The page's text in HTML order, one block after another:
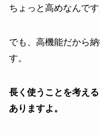
ちょっと高めなんです
でも、高機能だから
す。
長く使うことを考え
ありますよ。